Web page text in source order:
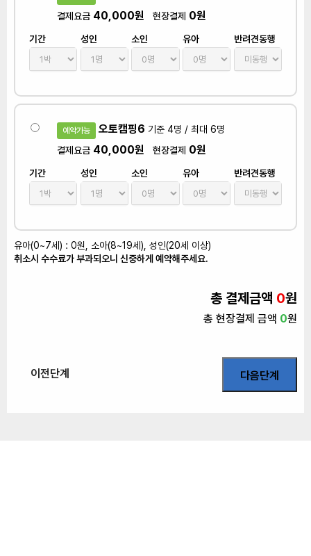
결제요금 40,000원 현장결제 0원
기간 성인 소인 유아 반려견동행
예약가능 오토캠핑6 기준 4명 / 최대 6명
결제요금 40,000원 현장결제 0원
기간 성인 소인 유아 반려견동행
유아(0~7세) : 0원, 소아(8~19세), 성인(20세 이상)
취소시 수수료가 부과되오니 신중하게 예약해주세요.
총 결제금액 0원
총 현장결제 금액 0원
이전단계 다음단계